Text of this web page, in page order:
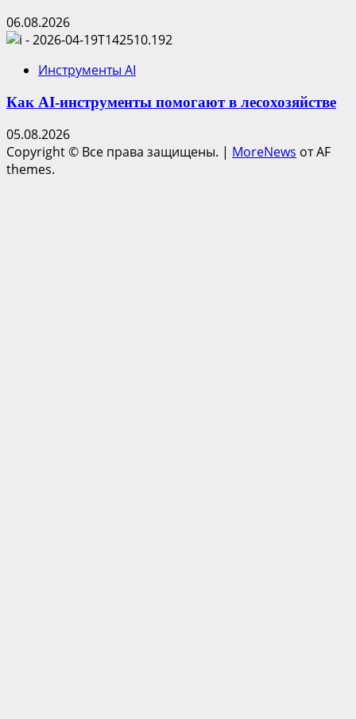
06.08.2026
Инструменты AI
Как AI-инструменты помогают в лесохозяйстве
05.08.2026
Copyright © Все права защищены. | MoreNews от AF
themes.